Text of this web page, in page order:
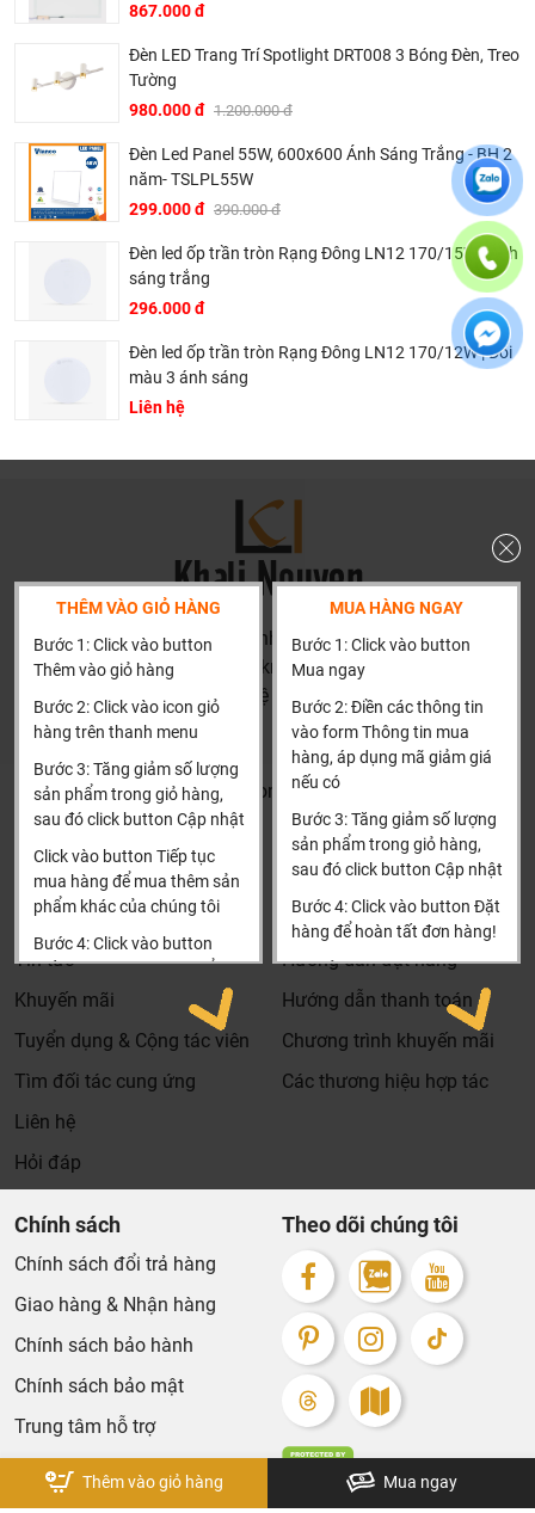
867.000 đ
Đèn LED Trang Trí Spotlight DRT008 3 Bóng Đèn, Treo
Tường
980.000 đ 1.200.000 đ
Đèn Led Panel 55W, 600x600 Ánh Sáng Trắng - BH 2
năm- TSLPL55W
299.000 đ 390.000 đ
Đèn led ốp trần tròn Rạng Đông LN12 170/15W | Ánh
sáng trắng
296.000 đ
Đèn led ốp trần tròn Rạng Đông LN12 170/12W | Đổi
màu 3 ánh sáng
Liên hệ
Thêm vào giỏ hàng Mua ngay
THÊM VÀO GIỎ HÀNG
Bước 1: Click vào button
Thêm vào giỏ hàng
Bước 2: Click vào icon giỏ
hàng trên thanh menu
Bước 3: Tăng giảm số lượng
sản phẩm trong giỏ hàng,
sau đó click button Cập nhật
Click vào button Tiếp tục
mua hàng để mua thêm sản
phẩm khác của chúng tôi
Bước 4: Click vào button
Tiến hành thanh toán để
thanh toán đơn hàng của
Xin cảm ơn khách hàng!!!
MUA HÀNG NGAY
Bước 1: Click vào button
Mua ngay
Bước 2: Điền các thông tin
vào form Thông tin mua
hàng, áp dụng mã giảm giá
nếu có
Bước 3: Tăng giảm số lượng
sản phẩm trong giỏ hàng,
sau đó click button Cập nhật
Bước 4: Click vào button Đặt
hàng để hoàn tất đơn hàng!
Xin cảm ơn khách hàng!!!
HN: số 160 đường Văn Minh, Di Trạch, Hoài Đức, Hà Nội
(Cách đại học công nghiệp 1 km)
HCM và các tỉnh khác: Liên hệ hotline để được hướng dẫn
đặt hàng
Khalinguyen.vn@gmail.com
0904501766
Thông tin
Tìm đại lý & Hợp tác
Tin tức
Khuyến mãi
Tuyển dụng & Cộng tác viên
Tìm đối tác cung ứng
Liên hệ
Hỏi đáp
Thông tin thêm
Hướng dẫn mua hàng
Hướng dẫn đặt hàng
Hướng dẫn thanh toán
Chương trình khuyến mãi
Các thương hiệu hợp tác
Chính sách
Chính sách đổi trả hàng
Giao hàng & Nhận hàng
Chính sách bảo hành
Chính sách bảo mật
Trung tâm hỗ trợ
Theo dõi chúng tôi